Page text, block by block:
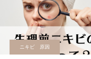
ニキビ 原因